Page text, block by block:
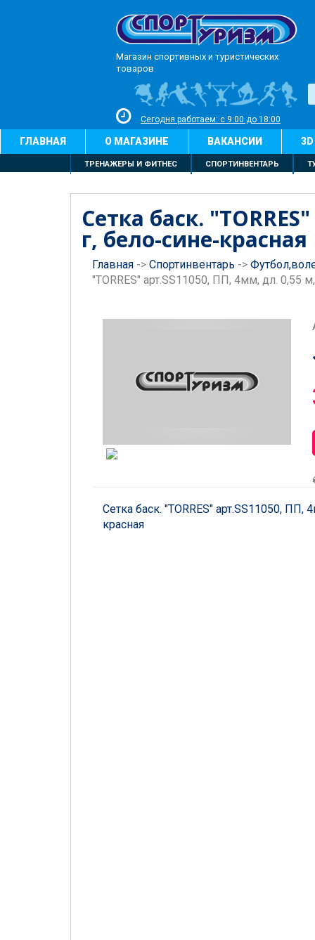
Магазин спортивных и туристических
товаров
Сегодня работаем: с 9:00 до 18:00
ГЛАВНАЯ О МАГАЗИНЕ ВАКАНСИИ
ТРЕНАЖЕРЫ И ФИТНЕС СПОРТИНВЕНТАРЬ
Сетка баск.
г, бело-сине-красная
Главная -> Спортинвентарь ->
"TORRES" арт.SS11050, ПП, 4мм, дл. 0,55
Сетка баск. "TORRES" арт.SS11050,
красная